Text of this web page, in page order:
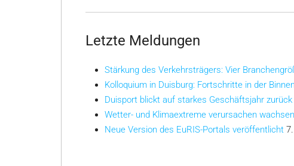
Letzte Meldungen
Stärkung des Verkehrsträgers: Vier
Kolloquium in Duisburg: Fortschritte in der
Duisport blickt auf starkes Geschäftsjahr zurück
Wetter- und Klimaextreme verursachen
Neue Version des EuRIS-Portals veröffentlicht